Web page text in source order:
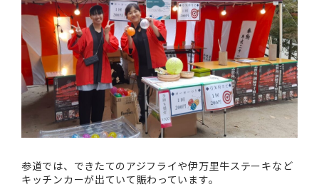
参道では、できたてのアジフライや伊万里牛ステーキなど
キッチンカーが出ていて賑わっています。